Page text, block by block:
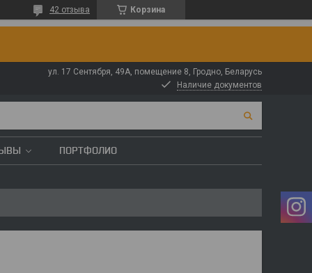
Корзина
42 отзыва
ул. 17 Сентября, 49А, помещение 8, Гродно, Беларусь
Наличие документов
ПОРТФОЛИО